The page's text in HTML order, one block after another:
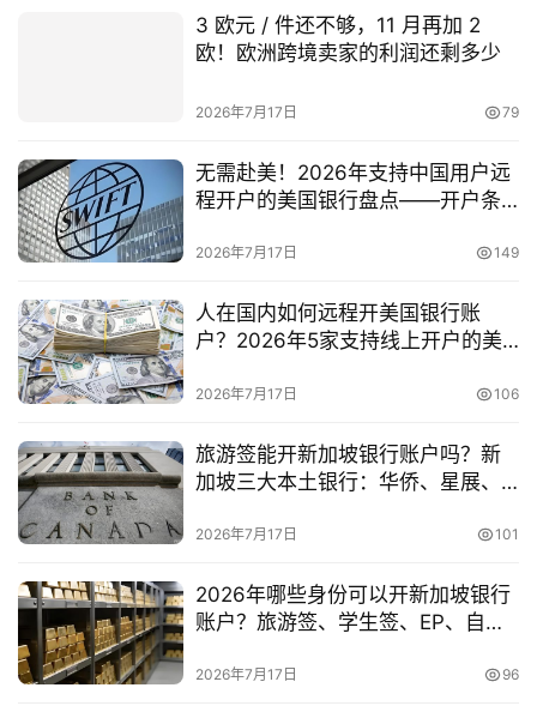
球
金
融
牌
问
答
区
生
态
作
伙
伴
专
注册
3 欧元 / 件还不够，11 月再加 2
欧！欧洲跨境卖家的利润还剩多少
2026年7月17日 79
无需赴美！2026年支持中国用户远
程开户的美国银行盘点——开户条
2026年7月17日 149
人在国内如何远程开美国银行账
户？2026年5家支持线上开户的美
2026年7月17日 106
旅游签能开新加坡银行账户吗？新
加坡三大本土银行：华侨、星展、
2026年7月17日 101
2026年哪些身份可以开新加坡银行
账户？旅游签、学生签、EP、自雇
2026年7月17日 96